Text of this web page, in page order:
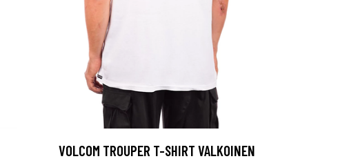
VOLCOM TROUPER T-SHIRT VALKOINEN